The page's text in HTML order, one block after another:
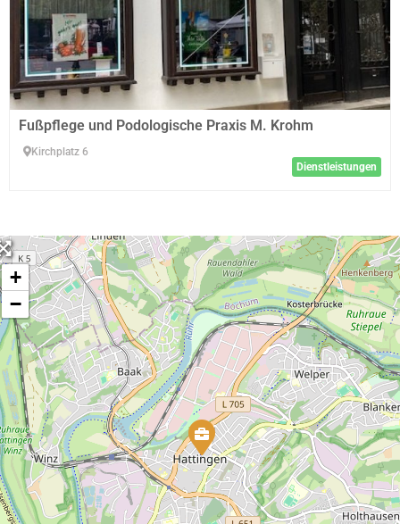
Fußpflege und Podologische Praxis M. Krohm
Kirchplatz 6
Dienstleistungen
+
−